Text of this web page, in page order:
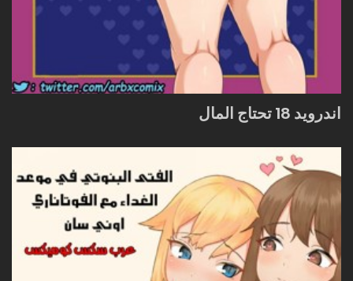
اندرويد 18 تحتاج المال